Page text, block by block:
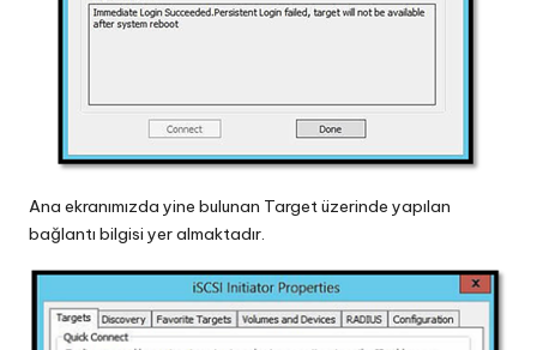
Ana ekranımızda yine bulunan Target üzerinde yapılan
bağlantı bilgisi yer almaktadır.